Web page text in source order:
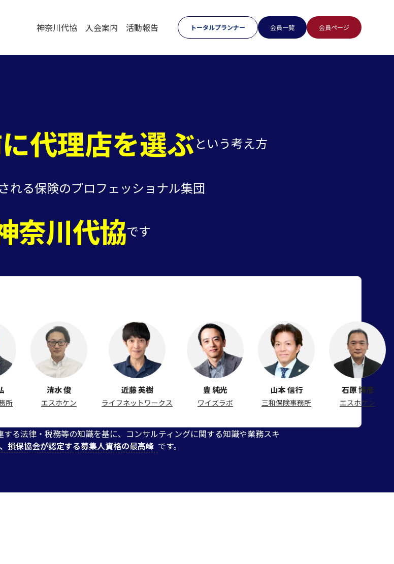
神奈川代協 入会案内 活動報告 トータルプランナー 会員一覧 会員ページ
代理店を選ぶという考え方
れる保険のプロフェッショナル集団
奈川代協です
エスホケン
近藤 英樹
ライフネットワークス ワイズラボ
山本 信行
三和保険事務所
石原 博彦
エスホケン
る法律・税務等の知識を基に、コンサルティングに関する知識や業務スキ
損保協会が認定する募集人資格の最高峰 です。